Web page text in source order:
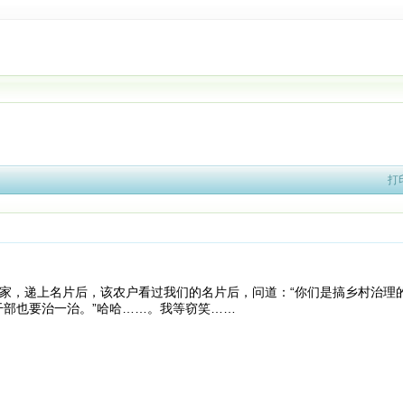
打
，递上名片后，该农户看过我们的名片后，问道：“你们是搞乡村治理
部也要治一治。”哈哈……。我等窃笑……